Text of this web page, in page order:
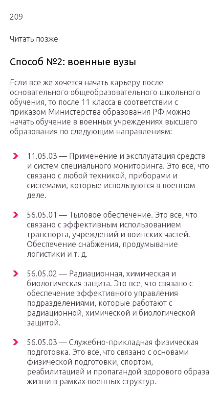
209
Читать позже
Способ №2: военные вузы
Если все же хочется начать карьеру после
основательного общеобразовательного школьного
обучения, то после 11 класса в соответствии с
приказом Министерства образования РФ можно
начать обучение в военных учреждениях высшего
образования по следующим направлениям:
11.05.03 — Применение и эксплуатация средств
и систем специального мониторинга. Это все, что
связано с любой техникой, приборами и
системами, которые используются в военном
деле.
56.05.01 — Тыловое обеспечение. Это все, что
связано с эффективным использованием
транспорта, учреждений и воинских частей.
Обеспечение снабжения, продумывание
логистики и т. д.
56.05.02 — Радиационная, химическая и
биологическая защита. Это все, что связано с
обеспечение эффективного управления
подразделениями, которые работают с
радиационной, химической и биологической
защитой.
56.05.03 — Служебно-прикладная физическая
подготовка. Это все, что связано с основами
физической подготовки, спортом,
реабилитацией и пропагандой здорового образа
жизни в рамках военных структур.